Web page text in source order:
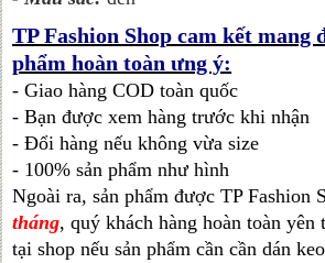
TP Fashion Shop cam kết mang
phẩm hoàn toàn ưng ý:
- Giao hàng COD toàn quốc
- Bạn được xem hàng trước khi nhận
- Đổi hàng nếu không vừa size
- 100% sản phẩm như hình
Ngoài ra, sản phẩm được TP Fashion
tháng, quý khách hàng hoàn toàn yên
tại shop nếu sản phẩm cần cần dán